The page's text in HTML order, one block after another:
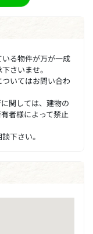
る物件が万が一成
さいませ。
いてはお問い合わ
関しては、建物の
者様によって禁止
下さい。